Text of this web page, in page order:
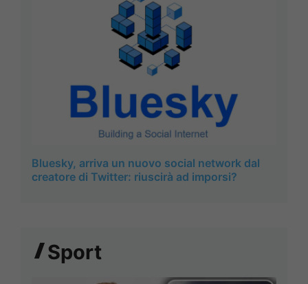
Bluesky, arriva un nuovo social network dal
creatore di Twitter: riuscirà ad imporsi?
Sport